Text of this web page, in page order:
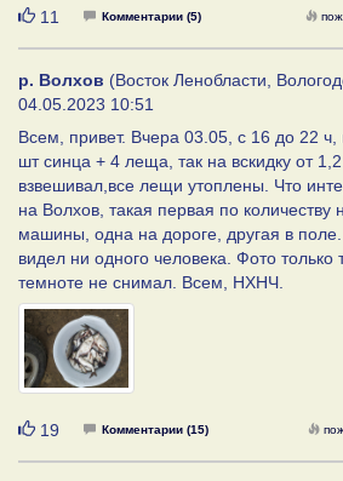
Нравится
11 Комментарии (5)
р. Волхов (Восток Ленобласти,
04.05.2023 10:51
Всем, привет. Вчера 03.05, с 16 до 22 ч,
шт синца + 4 леща, так на вскидку от 1,2
взвешивал,все лещи утоплены. Что
на Волхов, такая первая по количеству
машины, одна на дороге, другая в
видел ни одного человека. Фото только
темноте не снимал. Всем, НХНЧ.
Нравится
19 Комментарии (15)